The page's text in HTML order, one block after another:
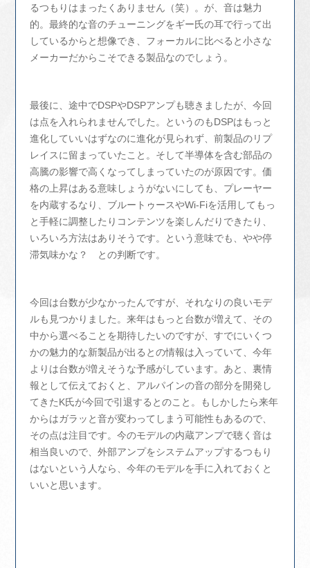
るつもりはまったくありません（笑）。が、音は魅力
的。最終的な音のチューニングをギー氏の耳で行って出
しているからと想像でき、フォーカルに比べると小さな
メーカーだからこそできる製品なのでしょう。
最後に、途中でDSPやDSPアンプも聴きましたが、今回
は点を入れられませんでした。というのもDSPはもっと
進化していいはずなのに進化が見られず、前製品のリプ
レイスに留まっていたこと。そして半導体を含む部品の
高騰の影響で高くなってしまっていたのが原因です。価
格の上昇はある意味しょうがないにしても、プレーヤー
を内蔵するなり、ブルートゥースやWi-Fiを活用してもっ
と手軽に調整したりコンテンツを楽しんだりできたり、
いろいろ方法はありそうです。という意味でも、やや停
滞気味かな？ との判断です。
今回は台数が少なかったんですが、それなりの良いモデ
ルも見つかりました。来年はもっと台数が増えて、その
中から選べることを期待したいのですが、すでにいくつ
かの魅力的な新製品が出るとの情報は入っていて、今年
よりは台数が増えそうな予感がしています。あと、裏情
報として伝えておくと、アルパインの音の部分を開発し
てきたK氏が今回で引退するとのこと。もしかしたら来年
からはガラッと音が変わってしまう可能性もあるので、
その点は注目です。今のモデルの内蔵アンプで聴く音は
相当良いので、外部アンプをシステムアップするつもり
はないという人なら、今年のモデルを手に入れておくと
いいと思います。